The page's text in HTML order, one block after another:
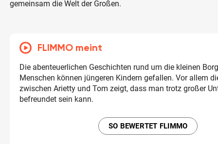
gemeinsam die Welt der Großen.
FLIMMO meint
Die abenteuerlichen Geschichten rund um die kleinen
Menschen können jüngeren Kindern gefallen. Vor allem
zwischen Arietty und Tom zeigt, dass man trotz großer
befreundet sein kann.
SO BEWERTET FLIMMO